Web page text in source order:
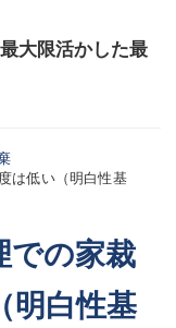
大限活かした最
は低い（明白性基
での家裁
明白性基